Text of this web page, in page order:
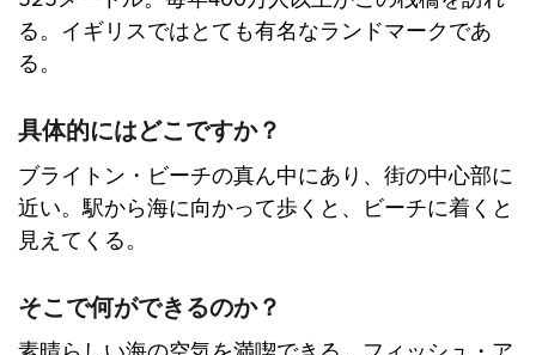
る。イギリスではとても有名なランドマークであ
る。
具体的にはどこですか？
ブライトン・ビーチの真ん中にあり、街の中心部に
近い。駅から海に向かって歩くと、ビーチに着くと
見えてくる。
そこで何ができるのか？